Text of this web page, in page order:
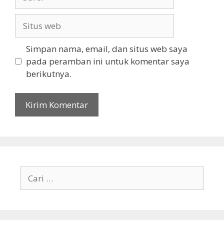
web
Simpan nama, email, dan situs web saya
pada peramban ini untuk komentar saya
berikutnya.
untuk: